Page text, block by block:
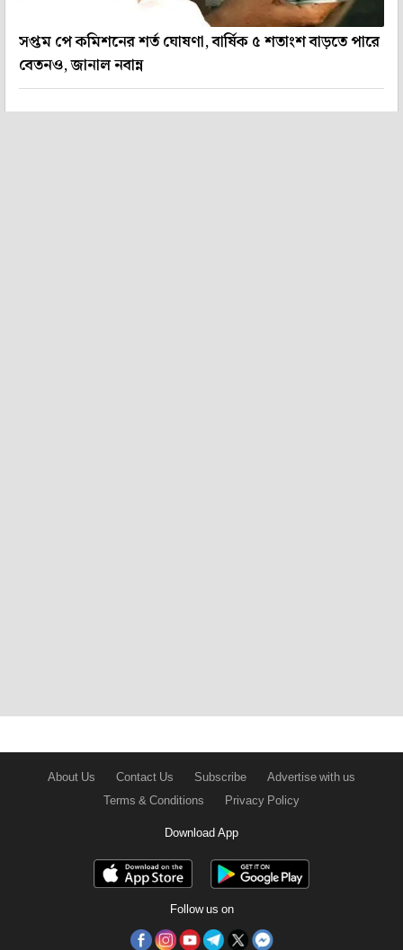
সপ্তম পে কমিশনের শর্ত ঘোষণা, বার্ষিক ৫ শতাংশ বাড়তে পারে
বেতনও, জানাল নবান্ন
About Us Contact Us Subscribe
Advertise with us
Terms & Conditions
Privacy Policy
Download App
Follow us on